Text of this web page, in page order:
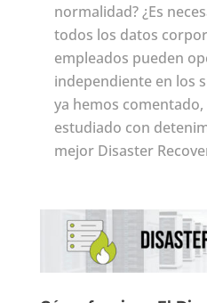
normalidad? ¿Es
todos los datos
empleados pueden
independiente en los
ya hemos
estudiado con
mejor Disaster